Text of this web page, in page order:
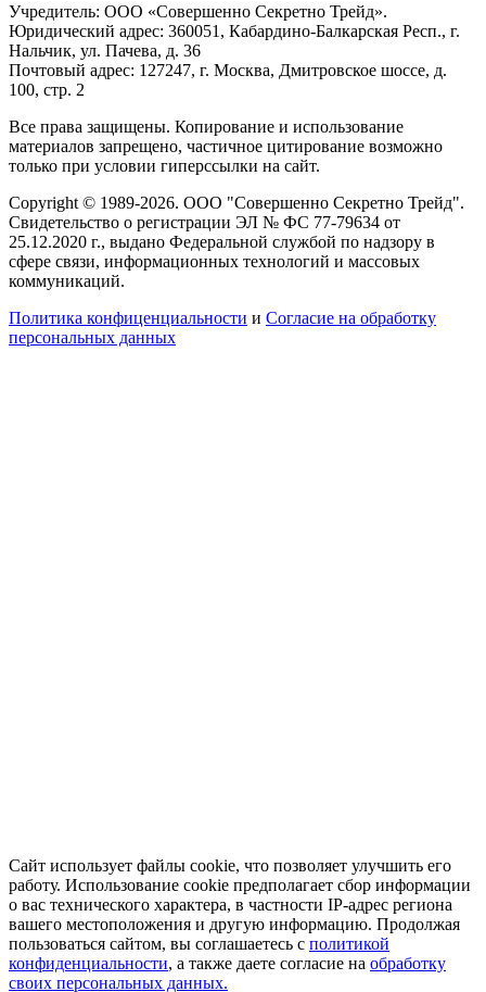
Учредитель: ООО «Совершенно Секретно Трейд».
Юридический адрес: 360051, Кабардино-Балкарская Респ., г.
Нальчик, ул. Пачева, д. 36
Почтовый адрес: 127247, г. Москва, Дмитровское шоссе, д.
100, стр. 2
Все права защищены. Копирование и использование
материалов запрещено, частичное цитирование возможно
только при условии гиперссылки на сайт.
Copyright © 1989-2026. ООО "Совершенно Секретно Трейд".
Свидетельство о регистрации ЭЛ № ФС 77-79634 от
25.12.2020 г., выдано Федеральной службой по надзору в
сфере связи, информационных технологий и массовых
коммуникаций.
Политика конфиценциальности и Согласие на обработку
персональных данных
Сайт использует файлы cookie, что позволяет улучшить его
работу. Использование cookie предполагает сбор информации
о вас технического характера, в частности IP-адрес региона
вашего местоположения и другую информацию. Продолжая
пользоваться сайтом, вы соглашаетесь с политикой
конфиденциальности, а также даете согласие на обработку
своих персональных данных.